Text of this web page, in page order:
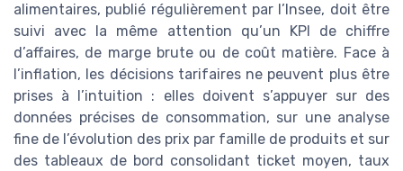
alimentaires, publié régulièrement par l’Insee, doit être
suivi avec la même attention qu’un KPI de chiffre
d’affaires, de marge brute ou de coût matière. Face à
l’inflation, les décisions tarifaires ne peuvent plus être
prises à l’intuition : elles doivent s’appuyer sur des
données précises de consommation, sur une analyse
fine de l’évolution des prix par famille de produits et sur
des tableaux de bord consolidant ticket moyen, taux